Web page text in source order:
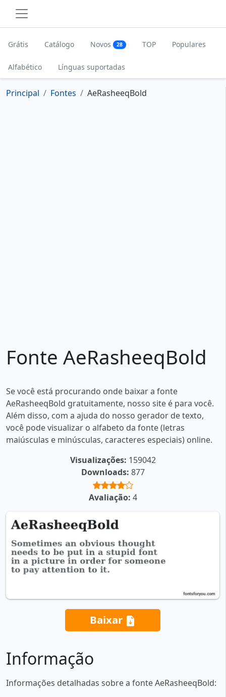
Grátis Catálogo Novos 28 TOP Populares
Alfabético Línguas suportadas
Principal Fontes AeRasheeqBold
Fonte AeRasheeqBold
Se você está procurando onde baixar a fonte
AeRasheeqBold gratuitamente, nosso site é para você.
Além disso, com a ajuda do nosso gerador de texto,
você pode visualizar o alfabeto da fonte (letras
maiúsculas e minúsculas, caracteres especiais) online.
Visualizações: 159042
Downloads: 877
Avaliação: 4
Baixar
Informação
Informações detalhadas sobre a fonte AeRasheeqBold: